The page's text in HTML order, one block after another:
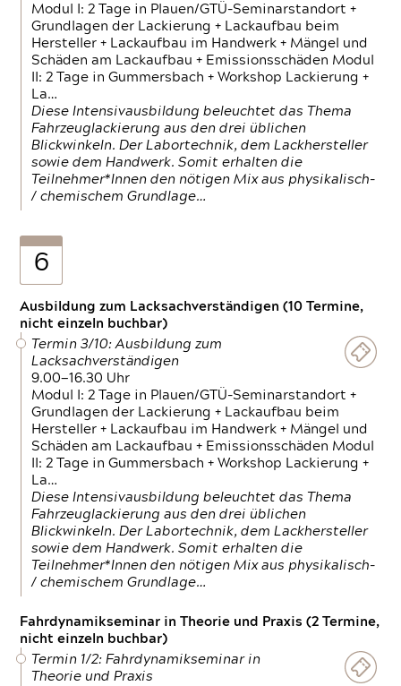
Modul I: 2 Tage in Plauen/GTÜ-Seminarstandort +
Grundlagen der Lackierung + Lackaufbau beim
Hersteller + Lackaufbau im Handwerk + Mängel und
Schäden am Lackaufbau + Emissionsschäden Modul
II: 2 Tage in Gummersbach + Workshop Lackierung +
La…
Diese Intensivausbildung beleuchtet das Thema
Fahrzeuglackierung aus den drei üblichen
Blickwinkeln. Der Labortechnik, dem Lackhersteller
sowie dem Handwerk. Somit erhalten die
Teilnehmer*Innen den nötigen Mix aus physikalisch-
/ chemischem Grundlage…
6
Ausbildung zum Lacksachverständigen (10 Termine,
nicht einzeln buchbar)
Termin 3/10: Ausbildung zum
Lacksachverständigen
9.00—16.30 Uhr
Modul I: 2 Tage in Plauen/GTÜ-Seminarstandort +
Grundlagen der Lackierung + Lackaufbau beim
Hersteller + Lackaufbau im Handwerk + Mängel und
Schäden am Lackaufbau + Emissionsschäden Modul
II: 2 Tage in Gummersbach + Workshop Lackierung +
La…
Diese Intensivausbildung beleuchtet das Thema
Fahrzeuglackierung aus den drei üblichen
Blickwinkeln. Der Labortechnik, dem Lackhersteller
sowie dem Handwerk. Somit erhalten die
Teilnehmer*Innen den nötigen Mix aus physikalisch-
/ chemischem Grundlage…
Fahrdynamikseminar in Theorie und Praxis (2 Termine,
nicht einzeln buchbar)
Termin 1/2: Fahrdynamikseminar in
Theorie und Praxis